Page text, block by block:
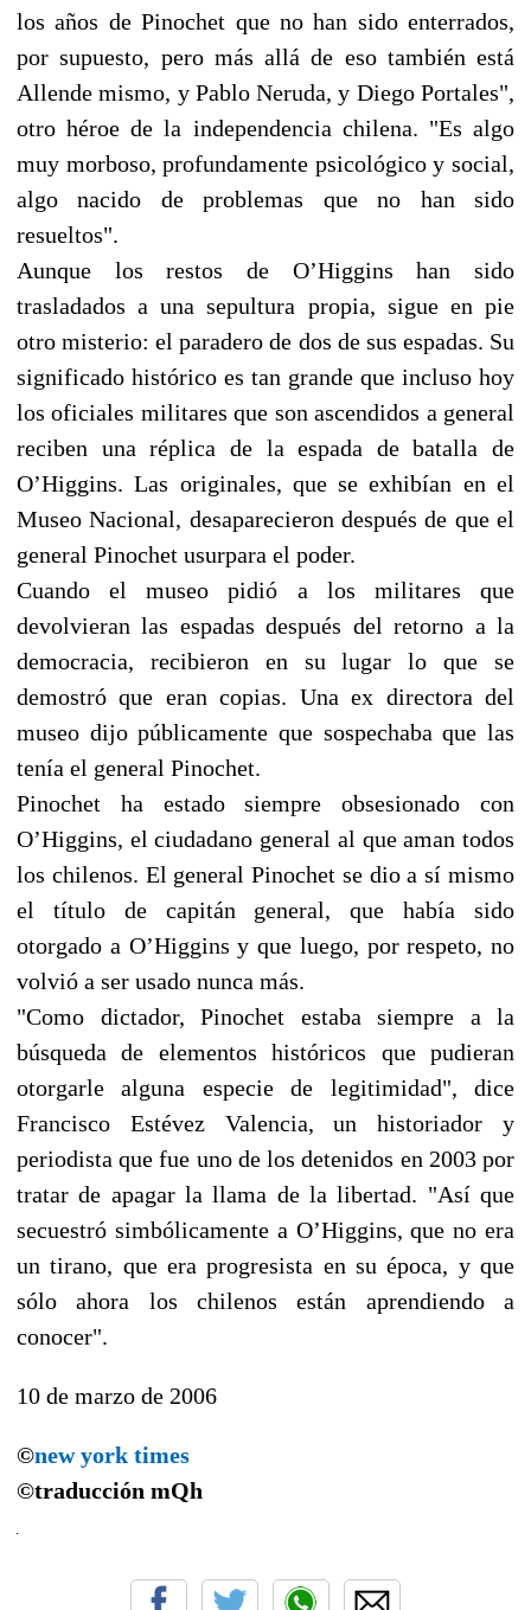
los años de Pinochet que no han sido enterrados,
por supuesto, pero más allá de eso también está
Allende mismo, y Pablo Neruda, y Diego Portales",
otro héroe de la independencia chilena. "Es algo
muy morboso, profundamente psicológico y social,
algo nacido de problemas que no han sido
resueltos".
Aunque los restos de O’Higgins han sido
trasladados a una sepultura propia, sigue en pie
otro misterio: el paradero de dos de sus espadas. Su
significado histórico es tan grande que incluso hoy
los oficiales militares que son ascendidos a general
reciben una réplica de la espada de batalla de
O’Higgins. Las originales, que se exhibían en el
Museo Nacional, desaparecieron después de que el
general Pinochet usurpara el poder.
Cuando el museo pidió a los militares que
devolvieran las espadas después del retorno a la
democracia, recibieron en su lugar lo que se
demostró que eran copias. Una ex directora del
museo dijo públicamente que sospechaba que las
tenía el general Pinochet.
Pinochet ha estado siempre obsesionado con
O’Higgins, el ciudadano general al que aman todos
los chilenos. El general Pinochet se dio a sí mismo
el título de capitán general, que había sido
otorgado a O’Higgins y que luego, por respeto, no
volvió a ser usado nunca más.
"Como dictador, Pinochet estaba siempre a la
búsqueda de elementos históricos que pudieran
otorgarle alguna especie de legitimidad", dice
Francisco Estévez Valencia, un historiador y
periodista que fue uno de los detenidos en 2003 por
tratar de apagar la llama de la libertad. "Así que
secuestró simbólicamente a O’Higgins, que no era
un tirano, que era progresista en su época, y que
sólo ahora los chilenos están aprendiendo a
conocer".
10 de marzo de 2006
©new york times
©traducción mQh